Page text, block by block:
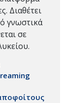
Διαθέτει
γνωστικά
σε